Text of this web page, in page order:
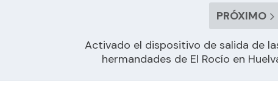
PRÓXIMO
Activado el dispositivo de salida de
hermandades de El Rocío en